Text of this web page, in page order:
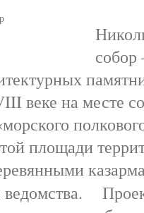
веке на месте
площади